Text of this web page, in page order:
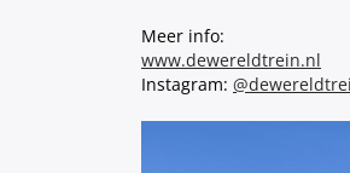
Meer info:
www.dewereldtrein.nl
Instagram: